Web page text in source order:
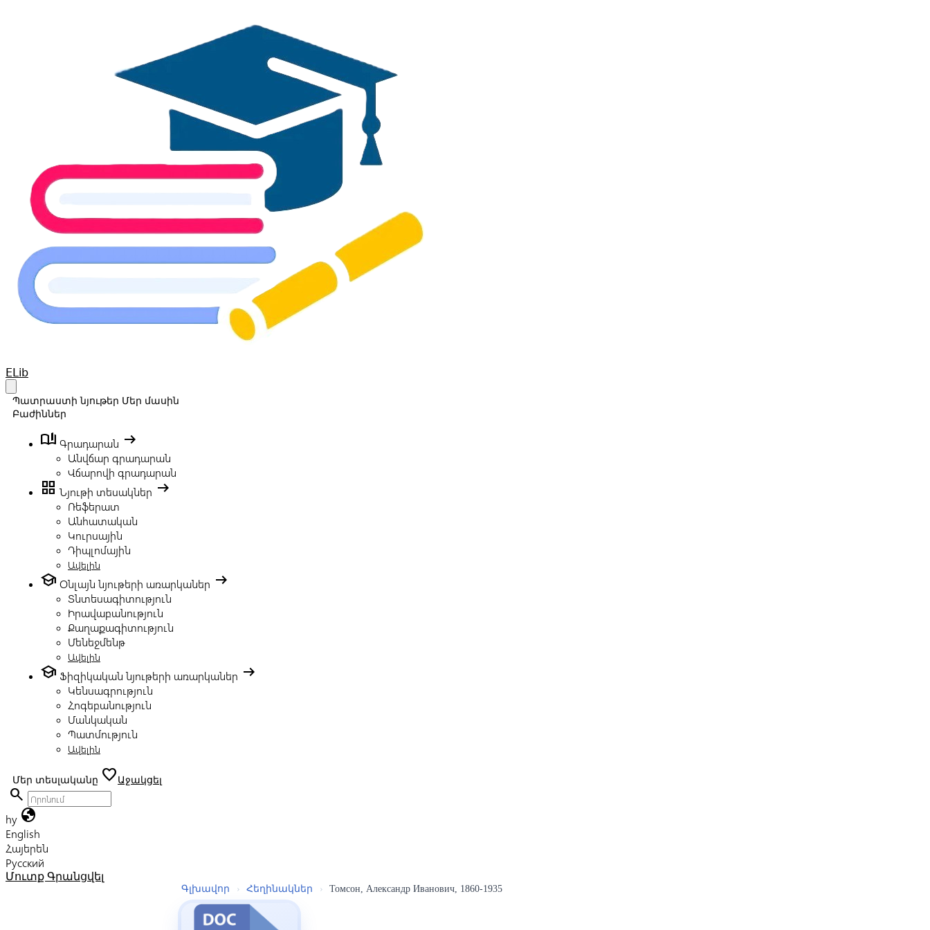
Your Company
ELib
Պատրաստի նյութեր Մեր մասին
Բաժիններ
book_ribbon Գրադարան arrow_right_alt
Անվճար գրադարան
Վճարովի գրադարան
grid_view Նյութի տեսակներ arrow_right_alt
Ռեֆերատ
Անհատական
Կուրսային
Դիպլոմային
Ավելին
school Օնլայն նյութերի առարկաներ arrow_right_alt
Տնտեսագիտություն
Իրավաբանություն
Քաղաքագիտություն
Մենեջմենթ
Ավելին
school Ֆիզիկական նյութերի առարկաներ arrow_right_alt
Կենսագրություն
Հոգեբանություն
Մանկական
Պատմություն
Ավելին
Մեր տեսլականը favoriteԱջակցել
search
hy globe
English
Հայերեն
Русский
Մուտք Գրանցվել
Գլխավոր › Հեղինակներ › Томсон, Александр Иванович, 1860-1935